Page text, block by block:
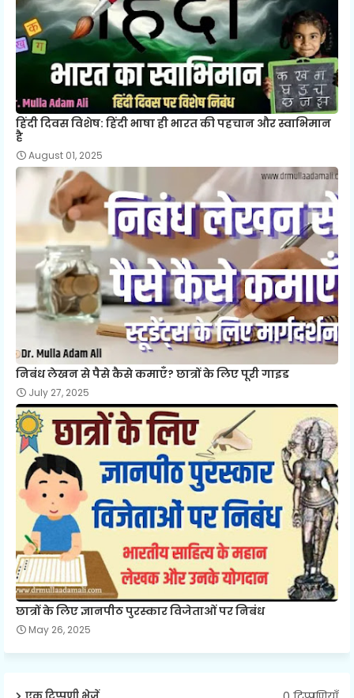
हिंदी दिवस विशेष: हिंदी भाषा ही भारत की पहचान और स्वाभिमान
है
August 01, 2025
निबंध लेखन से पैसे कैसे कमाएँ? छात्रों के लिए पूरी गाइड
July 27, 2025
छात्रों के लिए ज्ञानपीठ पुरस्कार विजेताओं पर निबंध
May 26, 2025